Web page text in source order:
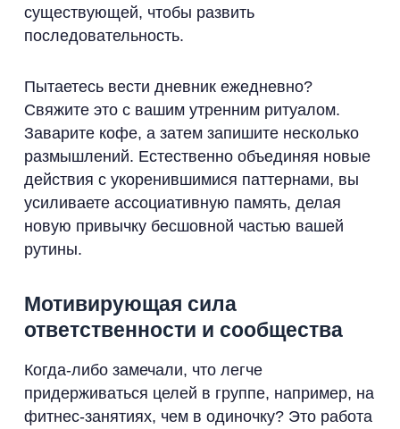
существующей, чтобы развить
последовательность.
Пытаетесь вести дневник ежедневно?
Свяжите это с вашим утренним ритуалом.
Заварите кофе, а затем запишите несколько
размышлений. Естественно объединяя новые
действия с укоренившимися паттернами, вы
усиливаете ассоциативную память, делая
новую привычку бесшовной частью вашей
рутины.
Мотивирующая сила
ответственности и сообщества
Когда-либо замечали, что легче
придерживаться целей в группе, например, на
фитнес-занятиях, чем в одиночку? Это работа